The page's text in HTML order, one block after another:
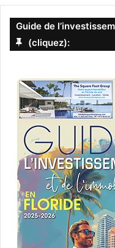
Guide de
(cliquez):